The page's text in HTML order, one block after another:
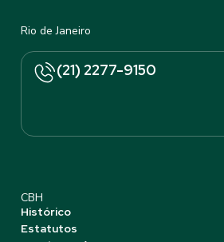
Rio de Janeiro
(21) 2277-9150
CBH
Histórico
Estatutos